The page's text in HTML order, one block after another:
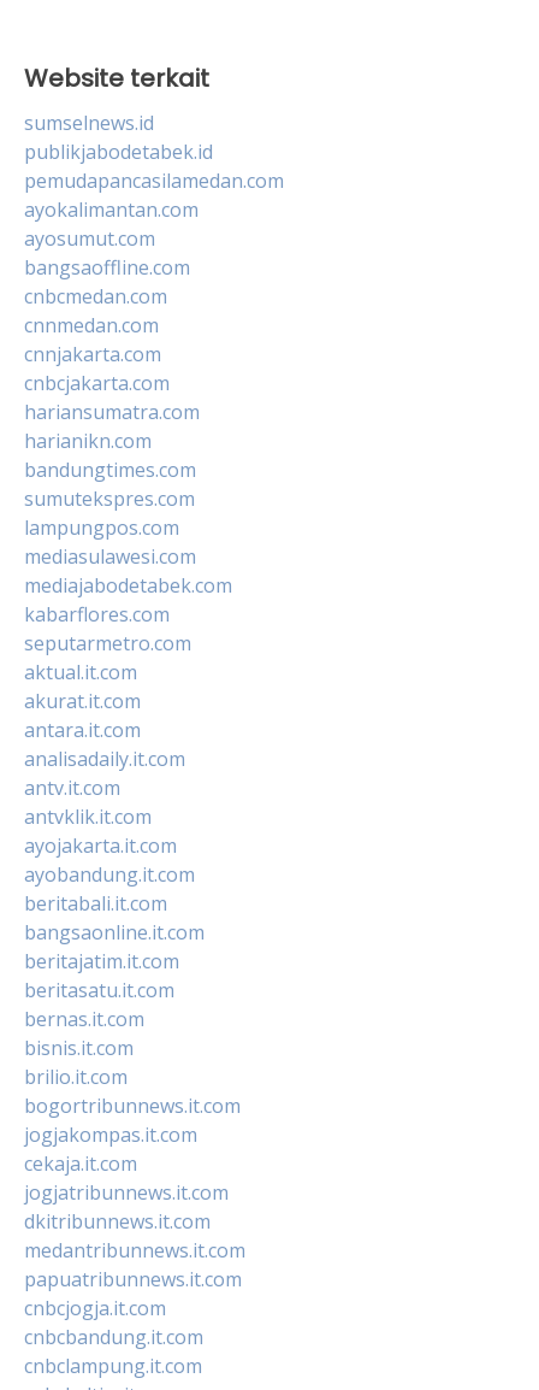
Website terkait
sumselnews.id
publikjabodetabek.id
pemudapancasilamedan.com
ayokalimantan.com
ayosumut.com
bangsaoffline.com
cnbcmedan.com
cnnmedan.com
cnnjakarta.com
cnbcjakarta.com
hariansumatra.com
harianikn.com
bandungtimes.com
sumutekspres.com
lampungpos.com
mediasulawesi.com
mediajabodetabek.com
kabarflores.com
seputarmetro.com
aktual.it.com
akurat.it.com
antara.it.com
analisadaily.it.com
antv.it.com
antvklik.it.com
ayojakarta.it.com
ayobandung.it.com
beritabali.it.com
bangsaonline.it.com
beritajatim.it.com
beritasatu.it.com
bernas.it.com
bisnis.it.com
brilio.it.com
bogortribunnews.it.com
jogjakompas.it.com
cekaja.it.com
jogjatribunnews.it.com
dkitribunnews.it.com
medantribunnews.it.com
papuatribunnews.it.com
cnbcjogja.it.com
cnbcbandung.it.com
cnbclampung.it.com